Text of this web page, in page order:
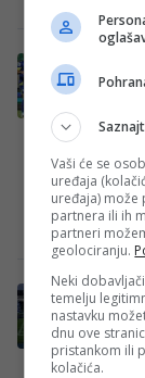
Vaši će se
uređaja
uređaja)
partnera ili ih
partneri
geolociranju.
Neki
temelju
nastavku
dnu ove
pristankom ili
kolačića.